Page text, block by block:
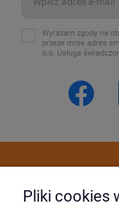
Wyrażam zgodę na
przeze mnie adres
o.o. Usługa
Pliki cookies